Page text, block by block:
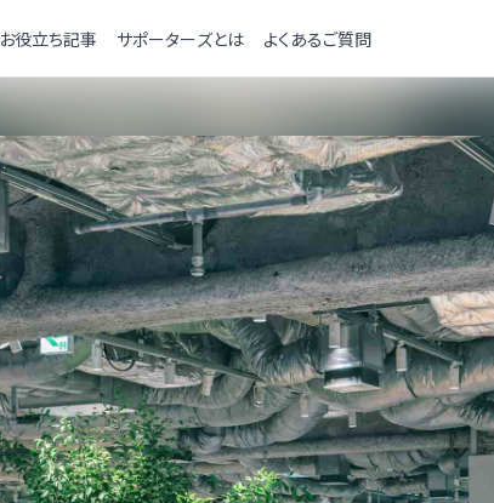
お役立ち記事 サポーターズとは よくあるご質問